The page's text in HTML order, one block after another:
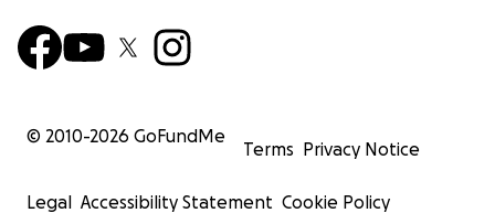
© 2010-2026 GoFundMe
Terms Privacy Notice
Legal Accessibility Statement Cookie Policy